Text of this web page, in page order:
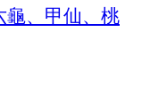
龜、甲仙、桃